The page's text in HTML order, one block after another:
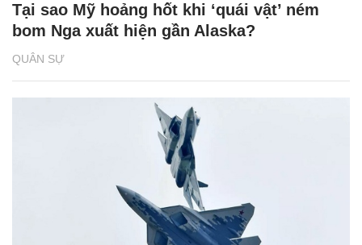
QUÂN SỰ
Tại sao Mỹ hoảng hốt khi ‘quái vật’ ném
bom Nga xuất hiện gần Alaska?